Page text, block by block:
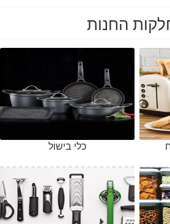
החנות
כלי בישול